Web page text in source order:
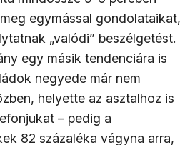
egymással gondolataikat,
„valódi” beszélgetést.
egy másik tendenciára is
negyede már nem
helyette az asztalhoz is
– pedig a
82 százaléka vágyna arra,